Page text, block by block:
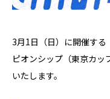
3月1日（日）に開催す
ピオンシップ（東京カッ
いたします。